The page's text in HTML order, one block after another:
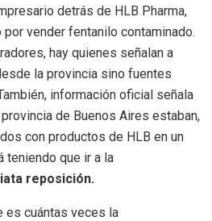
detrás de HLB Pharma,
vender fentanilo contaminado.
hay quienes señalan a
la provincia sino fuentes
información oficial señala
de Buenos Aires estaban,
con productos de HLB en un
teniendo que ir a la
reposición.
es cuántas veces la